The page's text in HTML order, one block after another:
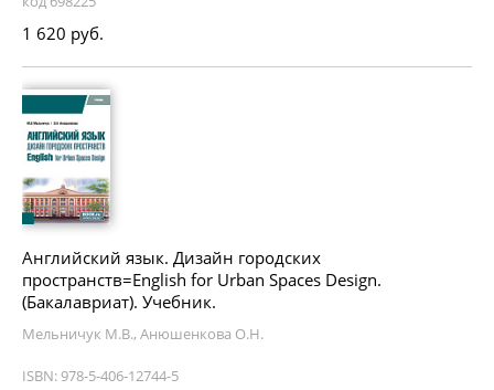
1 620 руб.
Английский язык. Дизайн городских
пространств=English for Urban Spaces Design.
(Бакалавриат). Учебник.
Мельничук М.В., Анюшенкова О.Н.
ISBN: 978-5-406-12744-5